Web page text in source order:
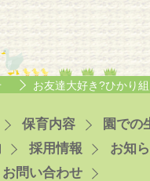
お友達大好き?ひかり
保育内容
園での
採用情報
お知
お問い合わせ